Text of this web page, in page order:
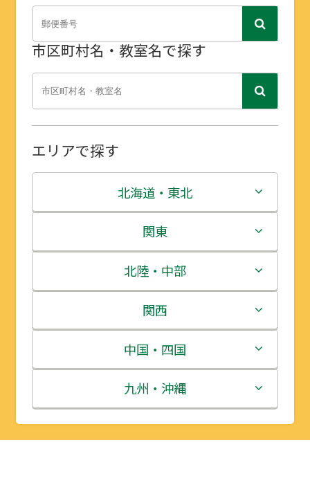
市区町村名・教室名で探す
エリアで探す
北海道・東北
北海道
青森県
岩手県
宮城県
秋田県
山形県
関東
茨城県
栃木県
群馬県
埼玉県
千葉県
北陸・中部
新潟県
富山県
石川県
福井県
関西
三重県
滋賀県
京都府
中国・四国
鳥取県
島根県
九州・沖縄
福岡県